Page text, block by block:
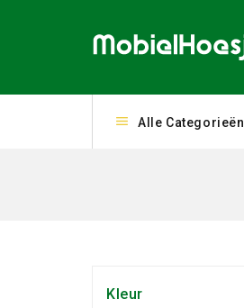
Alle Categorieën
Kleur